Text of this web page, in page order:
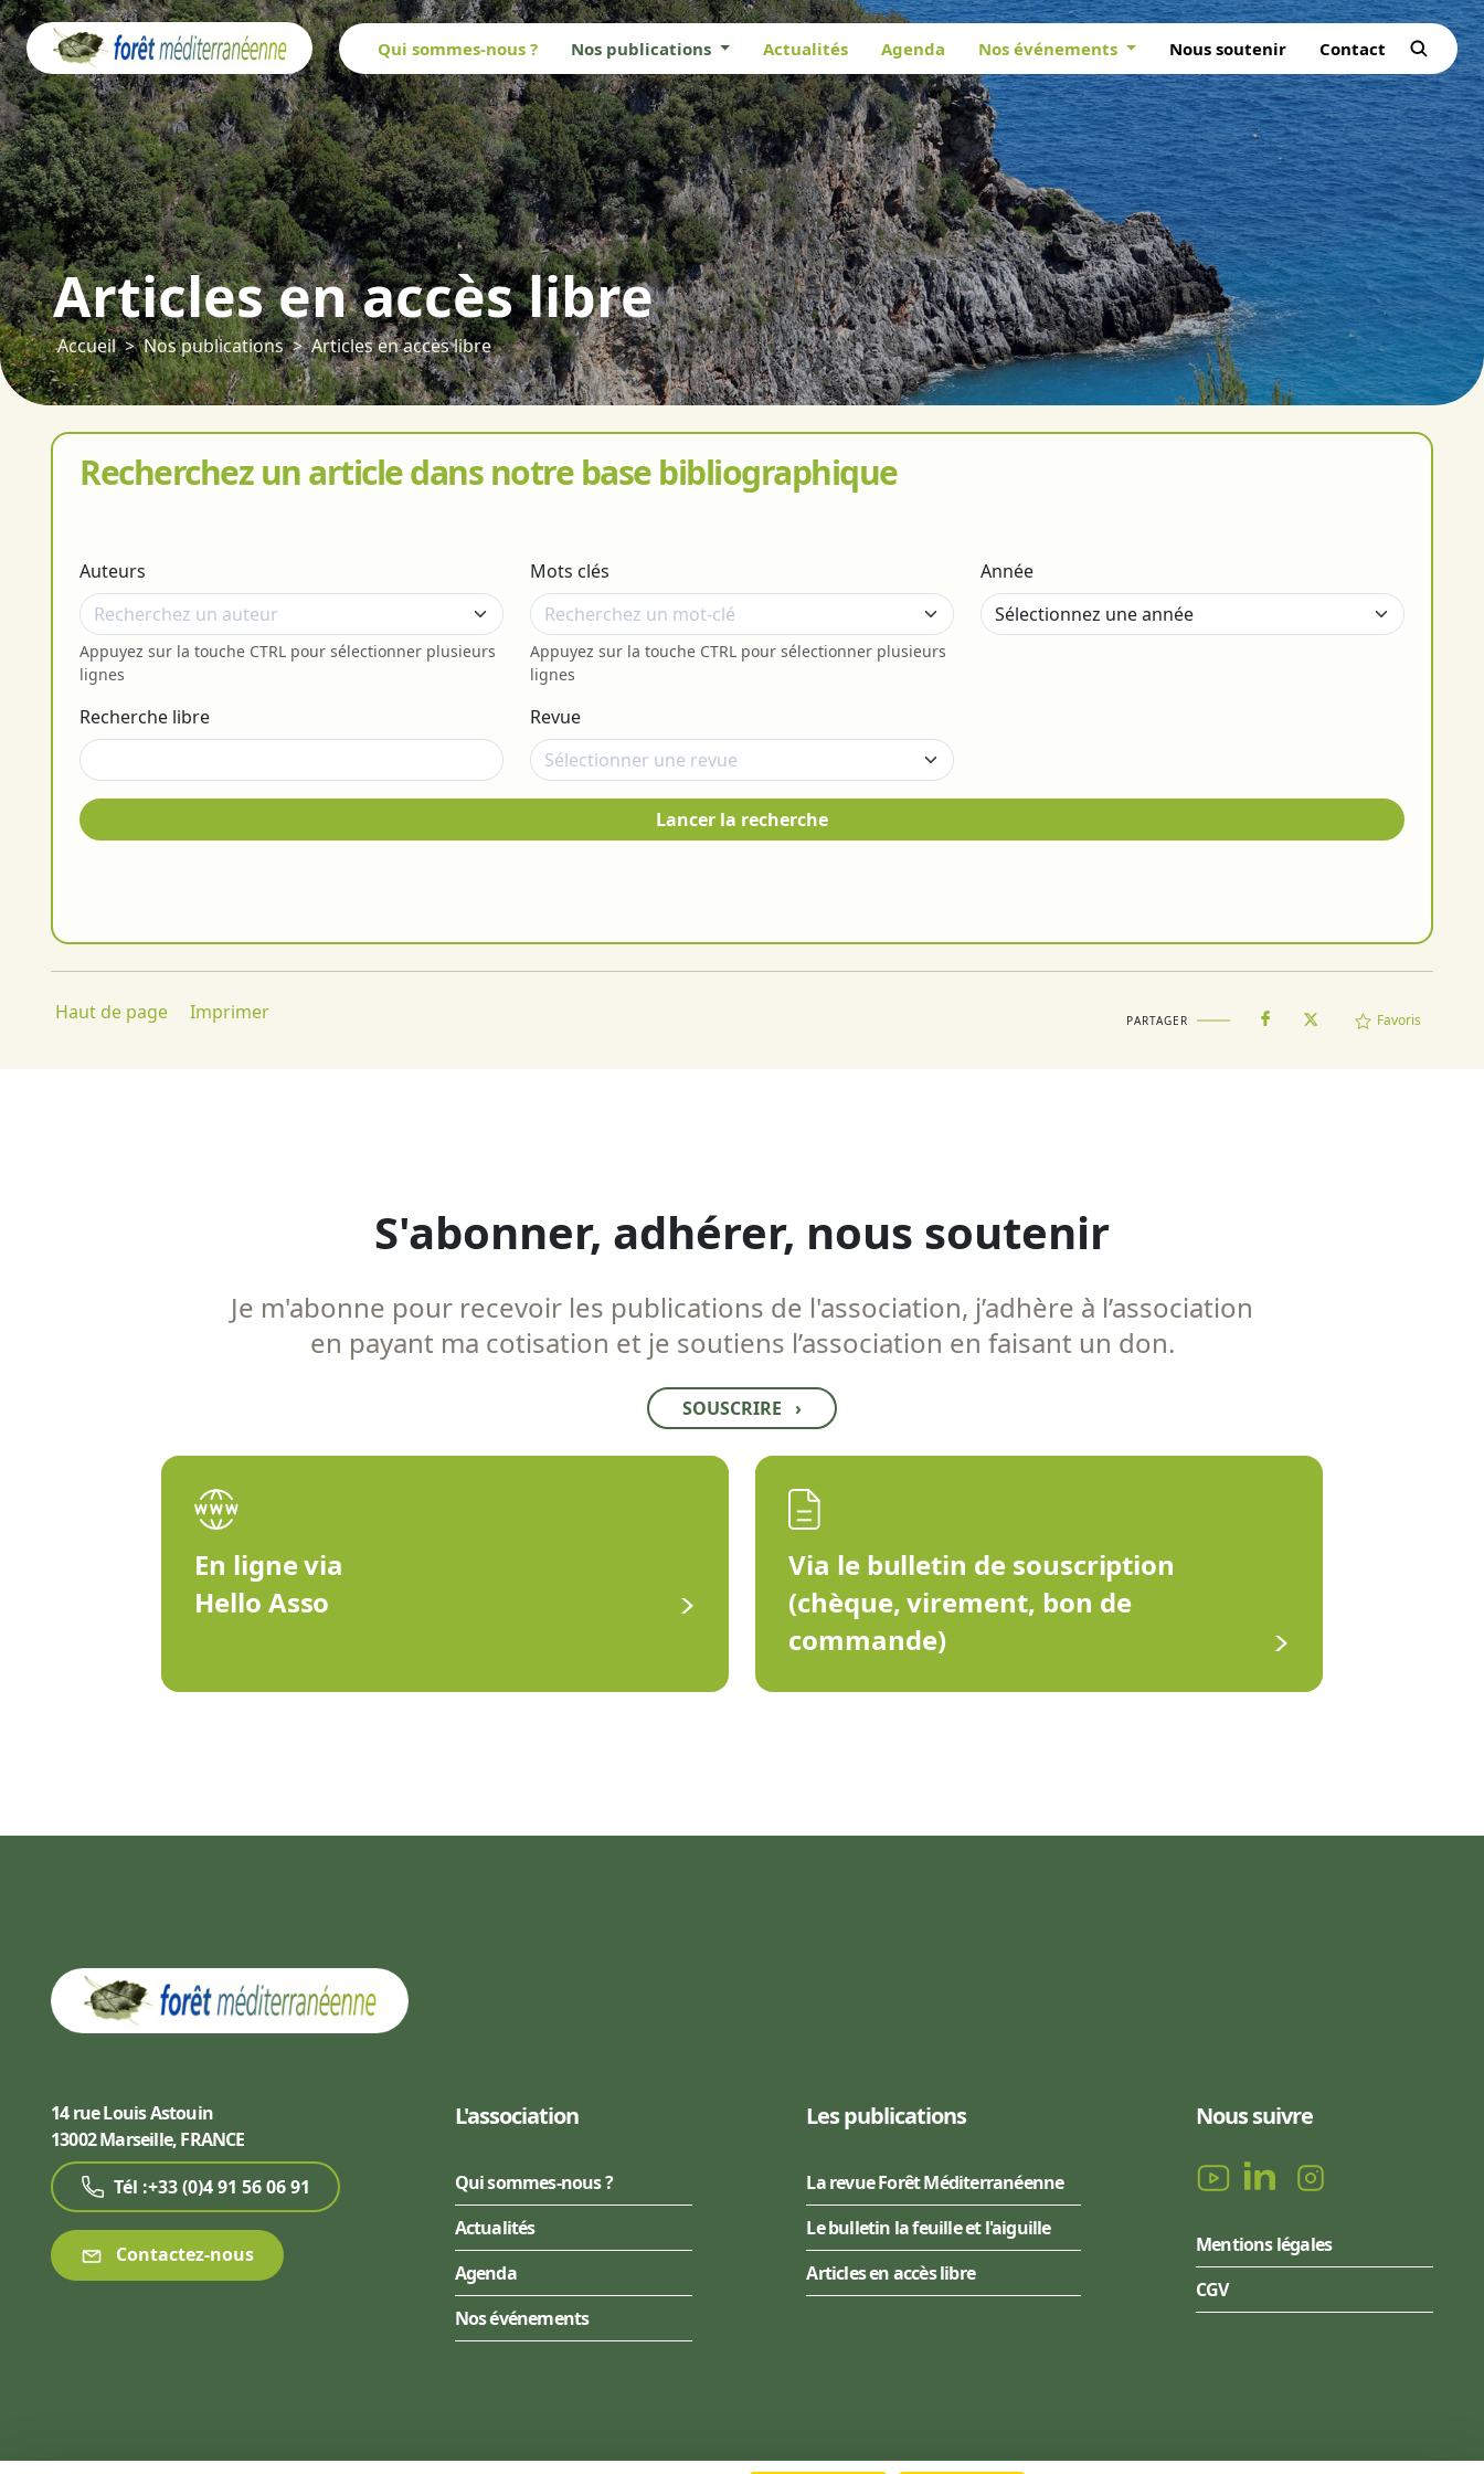
Qui sommes-nous ? Nos publications Actualités Agenda Nos événements Nous soutenir Contact
Articles en accès libre
Accueil Nos publications Articles en accès libre
Recherchez un article dans notre base bibliographique
Auteurs
Appuyez sur la touche CTRL pour sélectionner plusieurs
lignes
Mots clés
Appuyez sur la touche CTRL pour sélectionner plusieurs
lignes
Année
Recherche libre Revue
Lancer la recherche
Haut de page Imprimer PARTAGER Favoris
S'abonner, adhérer, nous soutenir
Je m'abonne pour recevoir les publications de l'association, j’adhère à l’association
en payant ma cotisation et je soutiens l’association en faisant un don.
SOUSCRIRE ›
En ligne via
Hello Asso
Via le bulletin de souscription
(chèque, virement, bon de
commande)
14 rue Louis Astouin
13002 Marseille, FRANCE
Tél :+33 (0)4 91 56 06 91
Contactez-nous
L'association
Qui sommes-nous ?
Actualités
Agenda
Nos événements
Les publications
La revue Forêt Méditerranéenne
Le bulletin la feuille et l'aiguille
Articles en accès libre
Nous suivre
Mentions légales
CGV
Panneau de gestion des cookies